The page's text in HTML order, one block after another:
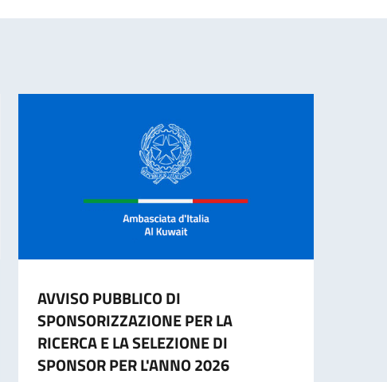
AVVISO PUBBLICO DI
SPONSORIZZAZIONE PER LA
RICERCA E LA SELEZIONE DI
SPONSOR PER L'ANNO 2026